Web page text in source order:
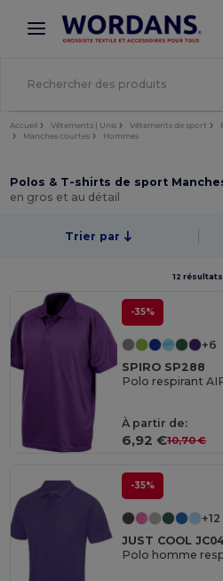
× Appli Wordans
Meilleurs prix sur l’app !
Accueil Vêtements | Unis Vêtements de sport
Manches courtes
Hommes
Polos & T-shirts de sport
en gros et au détail
Trier par
12
-35%
+6
SPIRO SP288
Polo respirant
À partir de:
6,92 €10,70 €
-35%
+12
JUST COOL
Polo homme